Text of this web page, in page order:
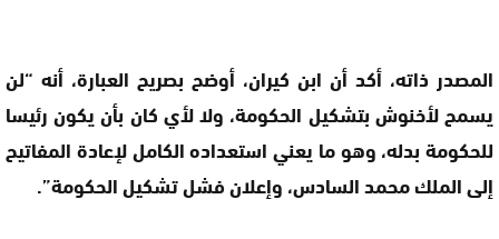
المصدر ذاته، أكد أن ابن كيران، أوضح بصريح العبارة، أنه “لن
يسمح لأخنوش بتشكيل الحكومة، ولا لأي كان بأن يكون رئيسا
للحكومة بدله، وهو ما يعني استعداده الكامل لإعادة المفاتيح
إلى الملك محمد السادس، وإعلان فشل تشكيل الحكومة”.